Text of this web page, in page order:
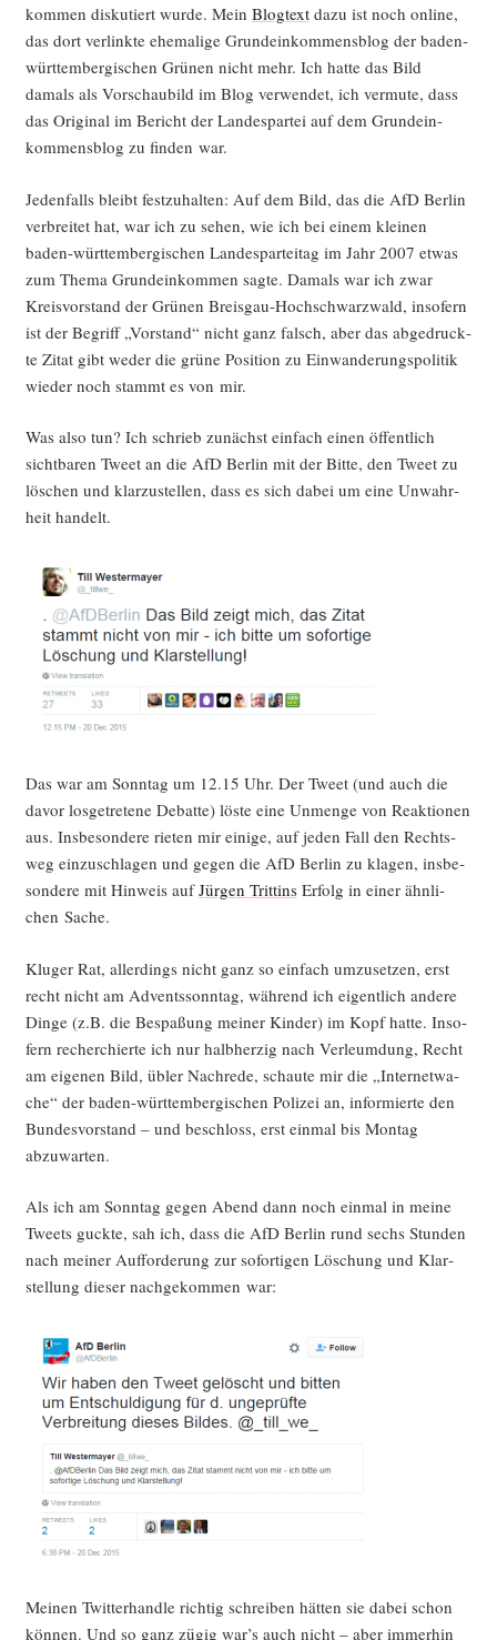
kom­men dis­ku­tiert wur­de. Mein Blog­textdazu ist noch online,
das dort ver­link­te ehe­ma­li­ge Grund­ein­kom­mens­blog der baden-
würt­tem­ber­gi­schen Grü­nen nicht mehr. Ich hat­te das Bild
damals als Vor­schau­bild im Blog ver­wen­det, ich ver­mu­te, dass
das Ori­gi­nal im Bericht der Lan­des­par­tei auf dem Grund­ein­
kom­mens­blog zu fin­den war.
Jeden­falls bleibt fest­zu­hal­ten: Auf dem Bild, das die AfD Ber­lin
ver­brei­tet hat, war ich zu sehen, wie ich bei einem klei­nen
baden-würt­tem­ber­gi­schen Lan­des­par­tei­tag im Jahr 2007 etwas
zum The­ma Grund­ein­kom­men sag­te. Damals war ich zwar
Kreis­vor­stand der Grü­nen Breis­gau-Hoch­schwarz­wald, inso­fern
ist der Begriff „Vor­stand“ nicht ganz falsch, aber das abge­druck­
te Zitat gibt weder die grü­ne Posi­ti­on zu Ein­wan­de­rungs­po­li­tik
wie­der noch stammt es von mir.
Was also tun? Ich schrieb zunächst ein­fach einen öffent­lich
sicht­ba­ren Tweet an die AfD Ber­lin mit der Bit­te, den Tweet zu
löschen und klar­zu­stel­len, dass es sich dabei um eine Unwahr­
heit handelt.
Das war am Sonn­tag um 12.15 Uhr. Der Tweet (und auch die
davor los­ge­tre­te­ne Debat­te) lös­te eine Unmen­ge von Reak­tio­nen
aus. Ins­be­son­de­re rie­ten mir eini­ge, auf jeden Fall den Rechts­
weg ein­zu­schla­gen und gegen die AfD Ber­lin zu kla­gen, ins­be­
son­de­re mit Hin­weis aufJür­gen TrittinsErfolg in einer ähn­li­
chen Sache.
Klu­ger Rat, aller­dings nicht ganz so ein­fach umzu­set­zen, erst
recht nicht am Advents­sonn­tag, wäh­rend ich eigent­lich ande­re
Din­ge (z.B. die Bespa­ßung mei­ner Kin­der) im Kopf hat­te. Inso­
fern recher­chier­te ich nur halb­her­zig nach Ver­leum­dung, Recht
am eige­nen Bild, übler Nach­re­de, schau­te mir die „Inter­net­wa­
che“ der baden-würt­tem­ber­gi­schen Poli­zei an, infor­mier­te den
Bun­des­vor­stand – und beschloss, erst ein­mal bis Mon­tag
abzuwarten.
Als ich am Sonn­tag gegen Abend dann noch ein­mal in mei­ne
Tweets guck­te, sah ich, dass die AfD Ber­lin rund sechs Stun­den
nach mei­ner Auf­for­de­rung zur sofor­ti­gen Löschung und Klar­
stel­lung die­ser nach­ge­kom­men war:
Mei­nen Twit­ter­hand­le rich­tig schrei­ben hät­ten sie dabei schon
kön­nen. Und so ganz zügig war’s auch nicht – aber immer­hin